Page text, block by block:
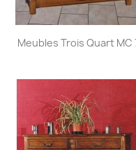
Meubles Trois Quart MC